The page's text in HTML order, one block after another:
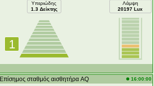
Υπεριώδης
1.3 Δείκτης
1
Λάμψη
20197 Lux
Επίσημος σταθμός αισθητήρα AQ 16:00:00